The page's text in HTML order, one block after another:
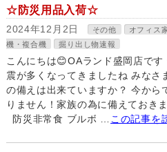
☆防災用品入荷☆
2024年12月2日 その他 オフィス
機・複合機
掘り出し物速報
こんにちは😊OAランド盛岡店です
震が多くなってきましたね みなさ
の備えは出来ていますか？ 今から
りません！家族の為に備えておき
防災非常食 ブルボ …
この記事を